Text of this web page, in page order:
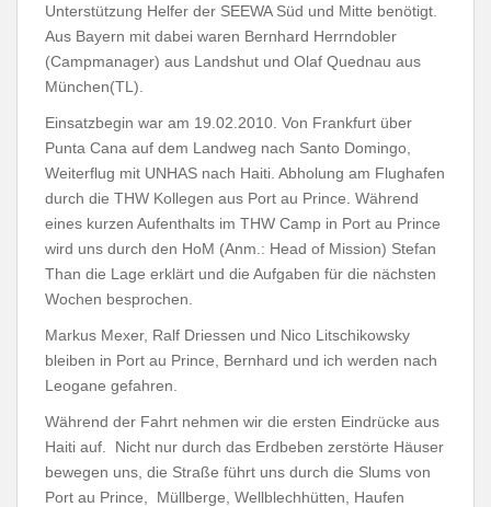
Unterstützung Helfer der SEEWA Süd und Mitte benötigt.
Aus Bayern mit dabei waren Bernhard Herrndobler
(Campmanager) aus Landshut und Olaf Quednau aus
München(TL).
Einsatzbegin war am 19.02.2010. Von Frankfurt über
Punta Cana auf dem Landweg nach Santo Domingo,
Weiterflug mit UNHAS nach Haiti. Abholung am Flughafen
durch die THW Kollegen aus Port au Prince. Während
eines kurzen Aufenthalts im THW Camp in Port au Prince
wird uns durch den HoM (Anm.: Head of Mission) Stefan
Than die Lage erklärt und die Aufgaben für die nächsten
Wochen besprochen.
Markus Mexer, Ralf Driessen und Nico Litschikowsky
bleiben in Port au Prince, Bernhard und ich werden nach
Leogane gefahren.
Während der Fahrt nehmen wir die ersten Eindrücke aus
Haiti auf. Nicht nur durch das Erdbeben zerstörte Häuser
bewegen uns, die Straße führt uns durch die Slums von
Port au Prince, Müllberge, Wellblechhütten, Haufen